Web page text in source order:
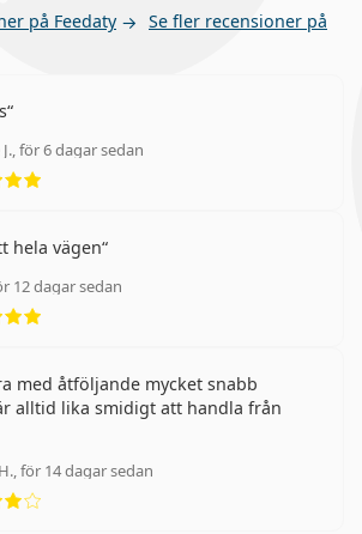
på Feedaty Se fler recensioner på
för 6 dagar sedan
Betyg 5 av 5
hela vägen
12 dagar sedan
Betyg 5 av 5
med åtföljande mycket snabb
alltid lika smidigt att handla från
för 14 dagar sedan
Betyg 4 av 5